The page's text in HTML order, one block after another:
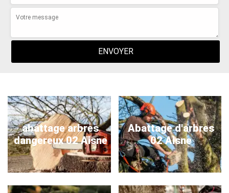
abattage arbres
dangereux 02 Aisne
Abattage d'arbres
02 Aisne